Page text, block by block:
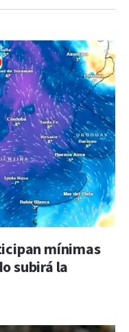
mínimas
subirá la